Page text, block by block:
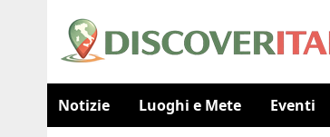
Notizie Luoghi e Mete Eventi